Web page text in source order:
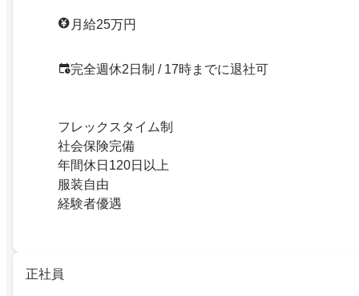
月給25万円
完全週休2日制 / 17時までに退社可
フレックスタイム制
社会保険完備
年間休日120日以上
服装自由
経験者優遇
正社員